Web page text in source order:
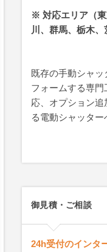
※ 対応エリア（
川、群馬、栃木、
既存の手動シャッ
フォームする専
応、オプション追
る電動シャッター
御見積・ご相談
24h受付のインタ